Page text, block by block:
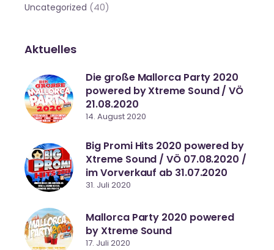
Uncategorized (40)
Aktuelles
Die große Mallorca Party 2020
powered by Xtreme Sound / VÖ
21.08.2020
14. August 2020
Big Promi Hits 2020 powered by
Xtreme Sound / VÖ 07.08.2020 /
im Vorverkauf ab 31.07.2020
31. Juli 2020
Mallorca Party 2020 powered
by Xtreme Sound
17. Juli 2020